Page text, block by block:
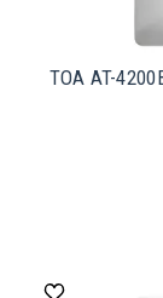
TOA AT-